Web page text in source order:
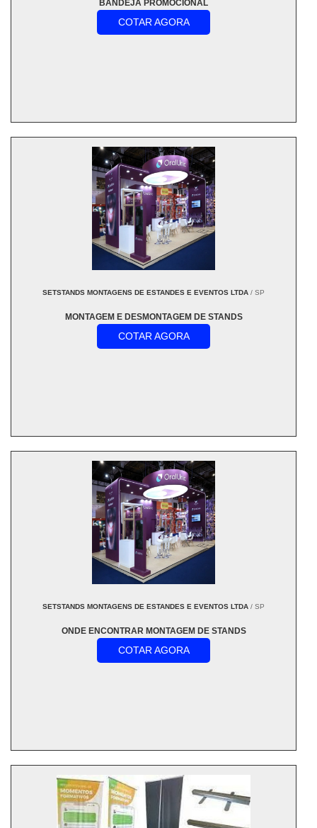
BANDEJA PROMOCIONAL
COTAR AGORA
SETSTANDS MONTAGENS DE ESTANDES E EVENTOS LTDA / SP
MONTAGEM E DESMONTAGEM DE STANDS
COTAR AGORA
SETSTANDS MONTAGENS DE ESTANDES E EVENTOS LTDA / SP
ONDE ENCONTRAR MONTAGEM DE STANDS
COTAR AGORA